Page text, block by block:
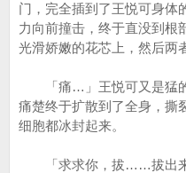
门，完全插到了王悦可身体
力向前撞击，终于直没到根
光滑娇嫩的花芯上，然后两
「痛…」王悦可又是猛的
痛楚终于扩散到了全身，撕
细胞都冰封起来。
「求求你，拔……拔出来